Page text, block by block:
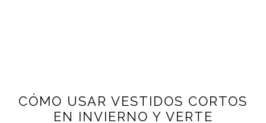
CÓMO USAR VESTIDOS CORTOS
EN INVIERNO Y VERTE